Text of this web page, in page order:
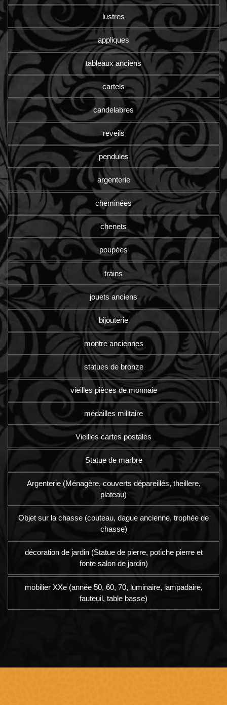
lustres
appliques
tableaux anciens
cartels
candelabres
reveils
pendules
argenterie
cheminées
chenets
poupées
trains
jouets anciens
bijouterie
montre anciennes
statues de bronze
vieilles pièces de monnaie
médailles militaire
Vieilles cartes postales
Statue de marbre
Argenterie (Ménagère, couverts dépareillés, theillere,
plateau)
Objet sur la chasse (couteau, dague ancienne, trophée de
chasse)
décoration de jardin (Statue de pierre, potiche pierre et
fonte salon de jardin)
mobilier XXe (année 50, 60, 70, luminaire, lampadaire,
fauteuil, table basse)